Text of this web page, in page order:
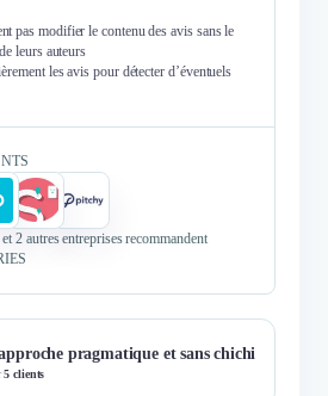
pas modifier le contenu des avis sans le
leurs auteurs
les avis pour détecter d’éventuels
2 autres entreprises recommandent
pragmatique et sans chichi
5 clients